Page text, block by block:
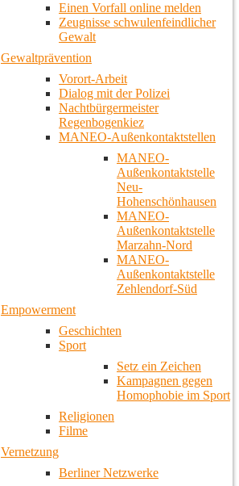
Einen Vorfall online melden
Zeugnisse schwulenfeindlicher
Gewalt
Gewaltprävention
Vorort-Arbeit
Dialog mit der Polizei
Nachtbürgermeister
Regenbogenkiez
MANEO-Außenkontaktstellen
MANEO-
Außenkontaktstelle
Neu-
Hohenschönhausen
MANEO-
Außenkontaktstelle
Marzahn-Nord
MANEO-
Außenkontaktstelle
Zehlendorf-Süd
Empowerment
Geschichten
Sport
Setz ein Zeichen
Kampagnen gegen
Homophobie im Sport
Religionen
Filme
Vernetzung
Berliner Netzwerke